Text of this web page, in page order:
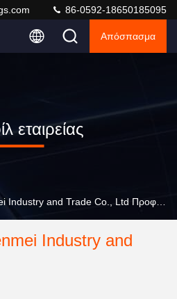
86-0592-18650185095
Απόσπασμα
εταιρείας
Industry and